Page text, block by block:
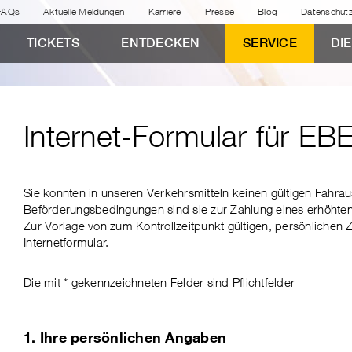
Aktuelle Meldungen Karriere Presse Blog
TICKETS ENTDECKEN SERVICE
Internet-Formular für
Sie konnten in unseren Verkehrsmitteln keinen gültigen
Beförderungsbedingungen sind sie zur Zahlung eines
Zur Vorlage von zum Kontrollzeitpunkt gültigen, persönlichen
Internetformular.
Die mit * gekennzeichneten Felder sind Pflichtfelder
1. Ihre persönlichen Angaben